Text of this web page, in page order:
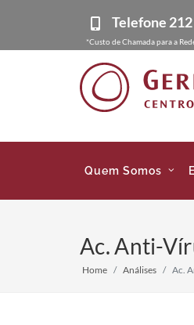
Telefone
*Custo de Chamada para a
Quem Somos
Ac. Anti-
Home Análises Ac.